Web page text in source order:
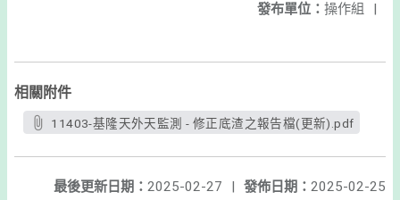
發布單位： 操作組 |
相關附件
11403-基隆天外天監測 - 修正底渣之報告檔(更新).pdf
發佈日期： 2025-02-25
最後更新日期： 2025-02-27
|